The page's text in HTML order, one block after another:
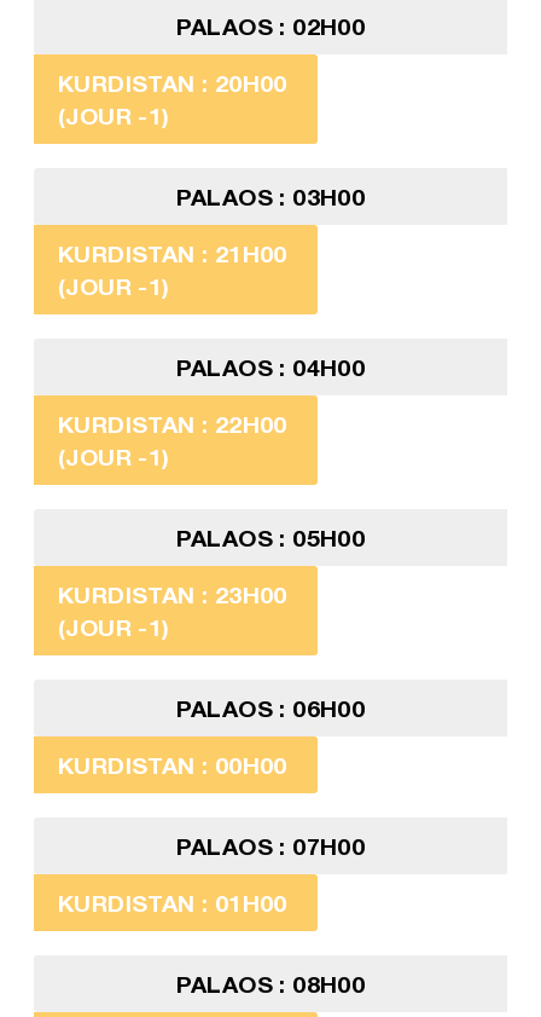
PALAOS : 02H00
KURDISTAN : 20H00
(JOUR -1)
PALAOS : 03H00
KURDISTAN : 21H00
(JOUR -1)
PALAOS : 04H00
KURDISTAN : 22H00
(JOUR -1)
PALAOS : 05H00
KURDISTAN : 23H00
(JOUR -1)
PALAOS : 06H00
KURDISTAN : 00H00
PALAOS : 07H00
KURDISTAN : 01H00
PALAOS : 08H00